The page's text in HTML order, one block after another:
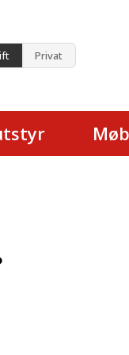
Privat